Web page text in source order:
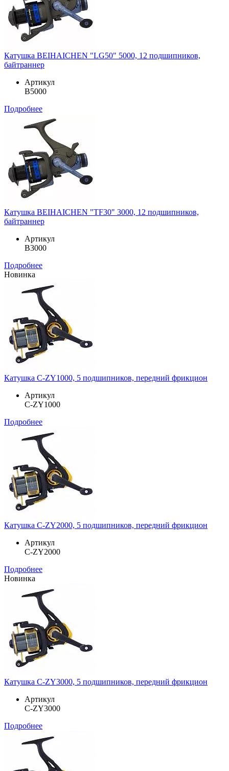
Катушка BEIHAICHEN "LG50" 5000, 12 подшипников,
байтраннер
Артикул
B5000
Подробнее
Катушка BEIHAICHEN "TF30" 3000, 12 подшипников,
байтраннер
Артикул
B3000
Подробнее
Новинка
Катушка C-ZY1000, 5 подшипников, передний фрикцион
Артикул
C-ZY1000
Подробнее
Катушка C-ZY2000, 5 подшипников, передний фрикцион
Артикул
C-ZY2000
Подробнее
Новинка
Катушка C-ZY3000, 5 подшипников, передний фрикцион
Артикул
C-ZY3000
Подробнее